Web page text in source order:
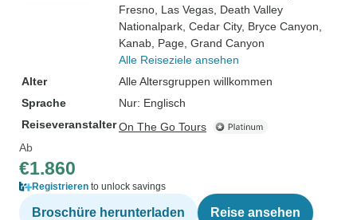
Fresno , Las Vegas , Death Valley
Nationalpark , Cedar City, Bryce Canyon
Kanab , Page , Grand Canyon
Alle Reiseziele ansehen
Alter
Alle Altersgruppen willkommen
Sprache
Nur: Englisch
ReiseveranstalterOn The Go Tours
Ab
€1.860
Registrieren to unlock savings
Broschüre herunterladen Reise ansehen